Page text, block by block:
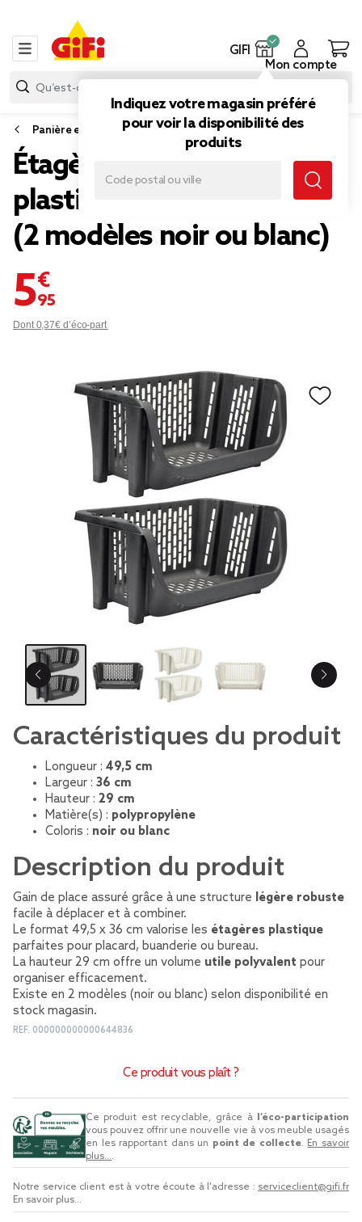
GIFI
Indiquez votre magasin préféré
pour voir la disponibilité des
produits
Mon compte
Panière et boîte de rangement
Étagère empilable x2
plastique 49,5x36xH29cm
(2 modèles noir ou blanc)
5,95 €
Dont 0,37€ d’éco-part
Caractéristiques du produit
Longueur : 49,5 cm
Largeur : 36 cm
Hauteur : 29 cm
Matière(s) : polypropylène
Coloris : noir ou blanc
Description du produit
Gain de place assuré grâce à une structure légère robuste
facile à déplacer et à combiner.
Le format 49,5 x 36 cm valorise les étagères plastique
parfaites pour placard, buanderie ou bureau.
La hauteur 29 cm offre un volume utile polyvalent pour
organiser efficacement.
Existe en 2 modèles (noir ou blanc) selon disponibilité en
stock magasin.
REF. 000000000000644836
Ce produit vous plaît ?
Ce produit est recyclable, grâce à
l’éco-participation
vous pouvez offrir une nouvelle vie à vos meuble usagés
en les rapportant dans un point de collecte. En savoir
plus....
Notre service client est à votre écoute à l'adresse : serviceclient@gifi.fr
En savoir plus...